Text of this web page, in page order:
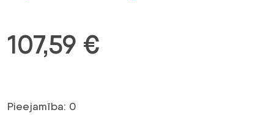
107,59 €
Pieejamība: 0